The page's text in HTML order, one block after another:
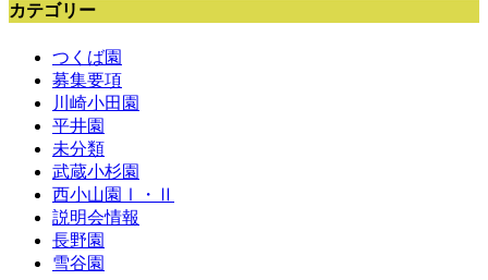
カテゴリー
つくば園
募集要項
川崎小田園
平井園
未分類
武蔵小杉園
西小山園Ⅰ・Ⅱ
説明会情報
長野園
雪谷園